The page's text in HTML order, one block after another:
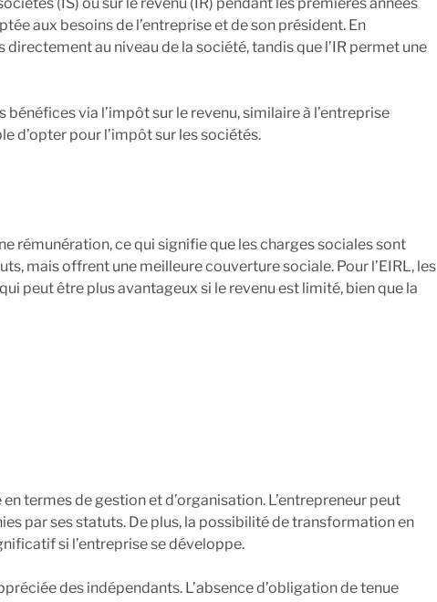
aux besoins de l’entreprise et de son président. En
directement au niveau de la société, tandis que l’IR permet une
bénéfices via l’impôt sur le revenu, similaire à l’entreprise
d’opter pour l’impôt sur les sociétés.
rémunération, ce qui signifie que les charges sociales sont
mais offrent une meilleure couverture sociale. Pour l’EIRL, les
peut être plus avantageux si le revenu est limité, bien que la
termes de gestion et d’organisation. L’entrepreneur peut
par ses statuts. De plus, la possibilité de transformation en
si l’entreprise se développe.
des indépendants. L’absence d’obligation de tenue